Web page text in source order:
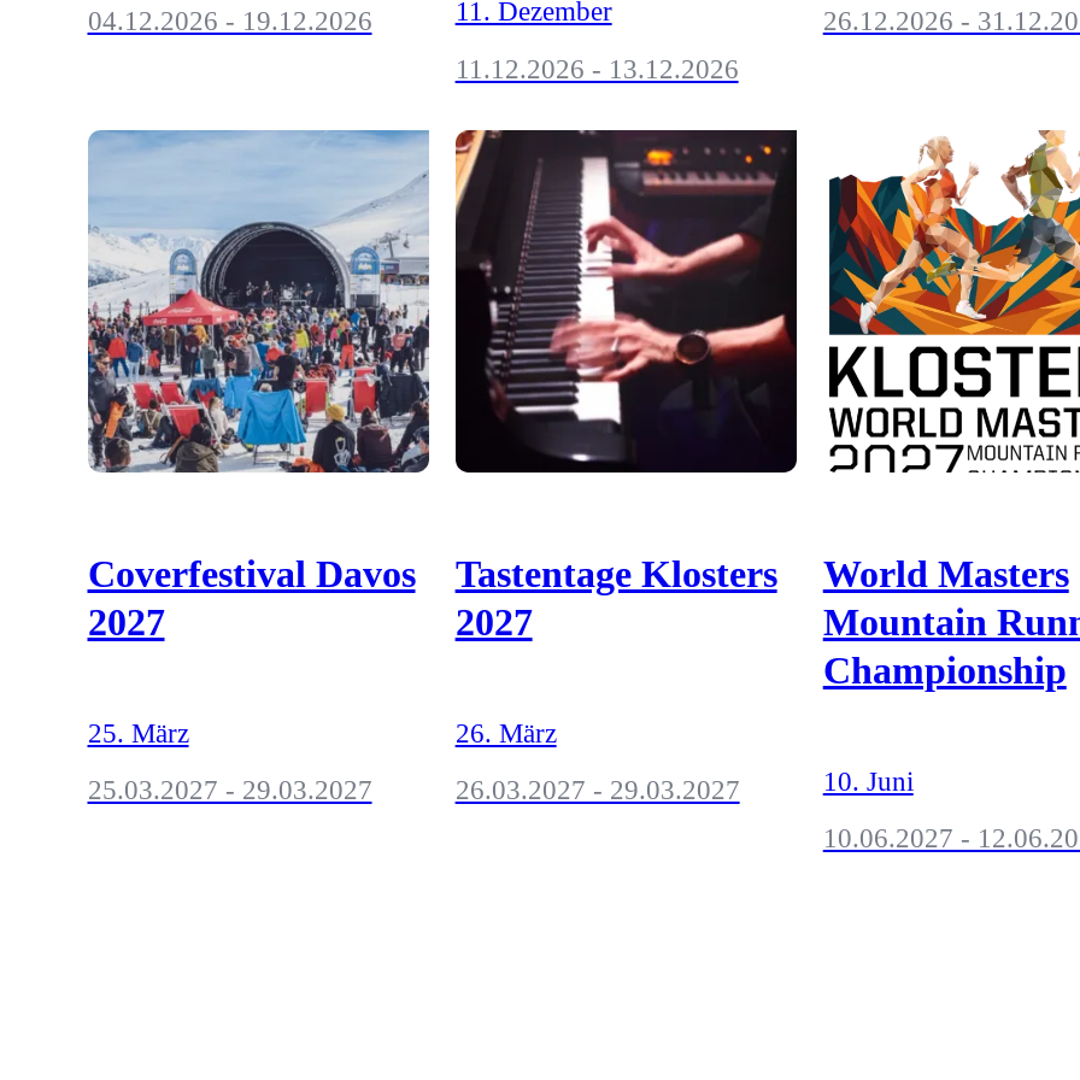
04.12.2026 - 19.12.2026
11. Dezember
11.12.2026 - 13.12.2026
26.12.2026 -
Coverfestival Davos
2027
25. März
25.03.2027 - 29.03.2027
Tastentage Klosters
2027
26. März
26.03.2027 - 29.03.2027
World Masters
Mountain
Championship
10. Juni
10.06.2027 -